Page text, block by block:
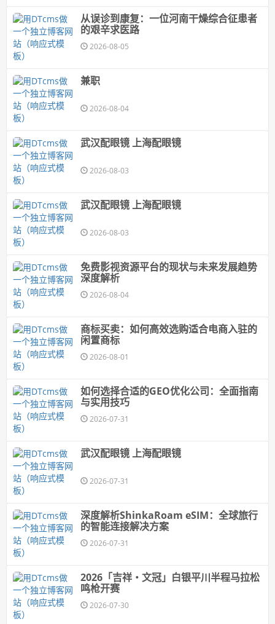
从误诊到康复：一位河南干燥综合征患者
的艰辛求医路
2026-08-05
兼职
2026-08-04
武汉配眼镜 上海配眼镜
2026-08-03
武汉配眼镜 上海配眼镜
2026-08-03
免费影视资源平台的现状与未来发展趋势
深度解析
2026-08-04
商标买卖：如何高效选购适合电商入驻的
闲置商标
2026-08-01
如何选择合适的GEO优化公司：全面指南
与实用技巧
2026-07-31
武汉配眼镜 上海配眼镜
2026-07-31
深度解析ShinkaRoam eSIM：全球旅行
的智能连接解决方案
2026-07-31
2026「吉祥・文冠」白银平川半程马拉松
鸣枪开赛
2026-07-30